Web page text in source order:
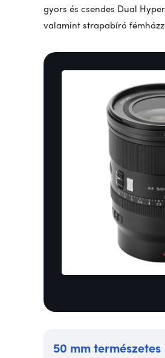
gyors és csendes Dual
valamint strapabíró
50 mm természetes